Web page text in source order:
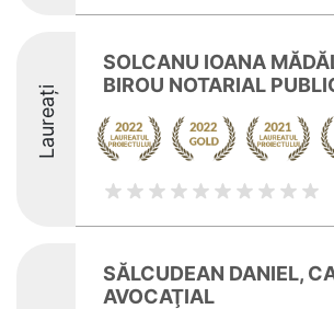
Laureați
SOLCANU IOANA
BIROU NOTARIAL
SĂLCUDEAN DANIEL,
AVOCAŢIAL